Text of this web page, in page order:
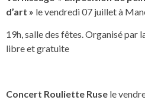
d’art » le vendredi 07 juillet à
19h, salle des fêtes. Organisé par
libre et gratuite
Concert Rouliette Ruse le